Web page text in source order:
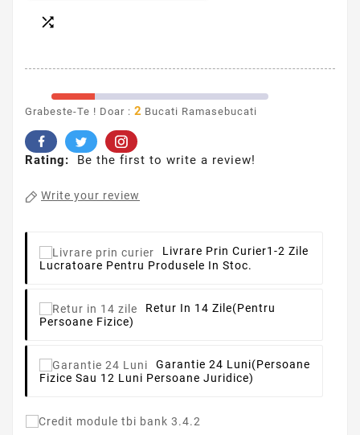

Grabeste-Te ! Doar : 2 Bucati Ramasebucati
Rating: Be the first to write a review!
Write your review
Livrare Prin Curier1-2 Zile
Lucratoare Pentru Produsele In Stoc.
Retur In 14 Zile(pentru
Persoane Fizice)
Garantie 24 Luni(persoane
Fizice Sau 12 Luni Persoane Juridice)